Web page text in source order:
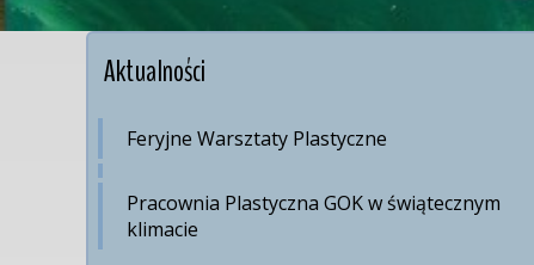
Aktualności
Feryjne Warsztaty Plastyczne
Pracownia Plastyczna GOK w świątecznym
klimacie